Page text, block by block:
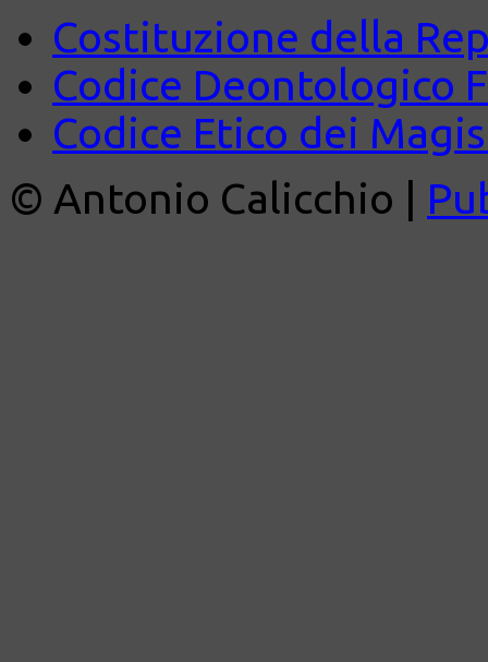
Costituzione della
Codice Deontologico
Codice Etico dei
© Antonio Calicchio |